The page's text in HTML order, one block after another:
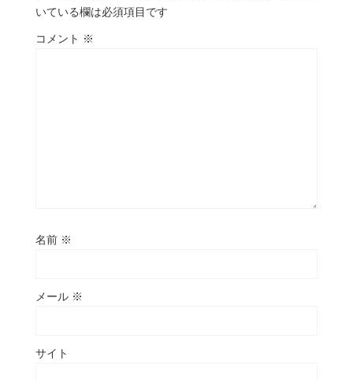
いている欄は必須項目です
コメント ※
名前 ※
メール ※
サイト